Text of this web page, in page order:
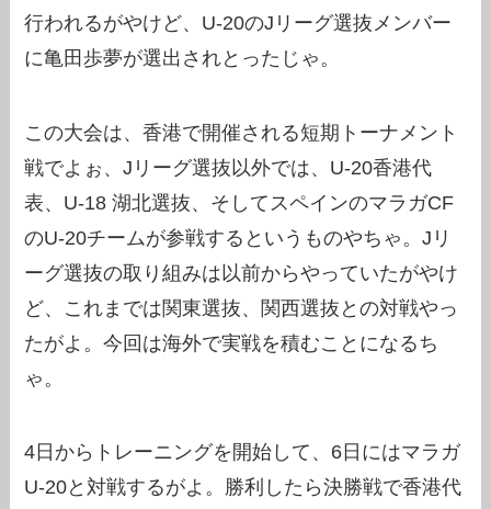
行われるがやけど、U-20のJリーグ選抜メンバー
に亀田歩夢が選出されとったじゃ。
この大会は、香港で開催される短期トーナメント
戦でよぉ、Jリーグ選抜以外では、U-20香港代
表、U-18 湖北選抜、そしてスペインのマラガCF
のU-20チームが参戦するというものやちゃ。Jリ
ーグ選抜の取り組みは以前からやっていたがやけ
ど、これまでは関東選抜、関西選抜との対戦やっ
たがよ。今回は海外で実戦を積むことになるち
ゃ。
4日からトレーニングを開始して、6日にはマラガ
U-20と対戦するがよ。勝利したら決勝戦で香港代